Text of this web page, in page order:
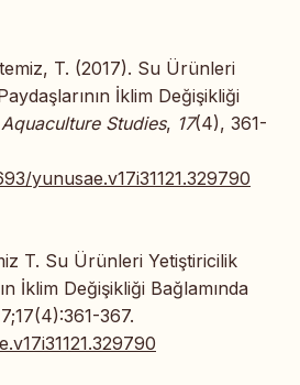
T. (2017). Su Ürünleri
İklim Değişikliği
Aquaculture Studies, 17(4), 361-
yunusae.v17i31121.329790
T. Su Ürünleri Yetiştiricilik
İklim Değişikliği Bağlamında
367.